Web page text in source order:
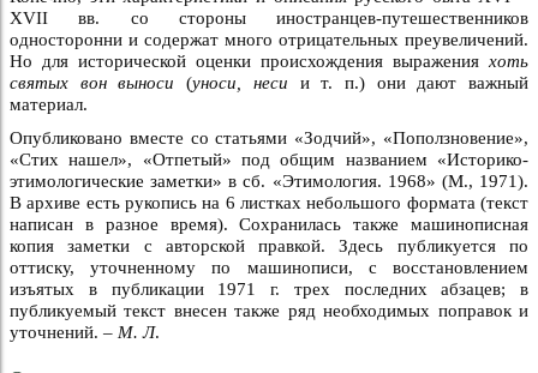
XVII вв. со стороны иностранцев-путешественников
односторонни и содержат много отрицательных преувеличений.
Но для исторической оценки происхождения выражения хоть
святых вон выноси (уноси, неси и т. п.) они дают важный
материал.
Опубликовано вместе со статьями «Зодчий», «Поползновение»,
«Стих нашел», «Отпетый» под общим названием «Историко-
этимологические заметки» в сб. «Этимология. 1968» (М., 1971).
В архиве есть рукопись на 6 листках небольшого формата (текст
написан в разное время). Сохранилась также машинописная
копия заметки с авторской правкой. Здесь публикуется по
оттиску, уточненному по машинописи, с восстановлением
изъятых в публикации 1971 г. трех последних абзацев; в
публикуемый текст внесен также ряд необходимых поправок и
уточнений. – М. Л.